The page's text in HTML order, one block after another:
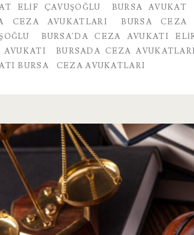
ELIF ÇAVUŞOĞLU BURSA AVUKAT
CEZA AVUKATLARI
BURSA CEZA
BURSA'DA CEZA AVUKATI
AVUKATI
BURSADA CEZA AVUKATLARI
BURSA
CEZA AVUKATLARI